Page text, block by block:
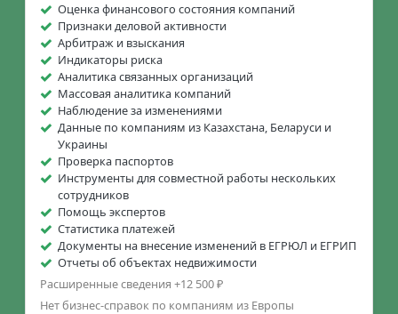
Оценка финансового состояния компаний
Признаки деловой активности
Арбитраж и взыскания
Индикаторы риска
Аналитика связанных организаций
Массовая аналитика компаний
Наблюдение за изменениями
Данные по компаниям из Казахстана, Беларуси и
Украины
Проверка паспортов
Инструменты для совместной работы нескольких
сотрудников
Помощь экспертов
Статистика платежей
Документы на внесение изменений в ЕГРЮЛ и ЕГРИП
Отчеты об объектах недвижимости
Расширенные сведения +12 500 ₽
Нет бизнес-справок по компаниям из Европы